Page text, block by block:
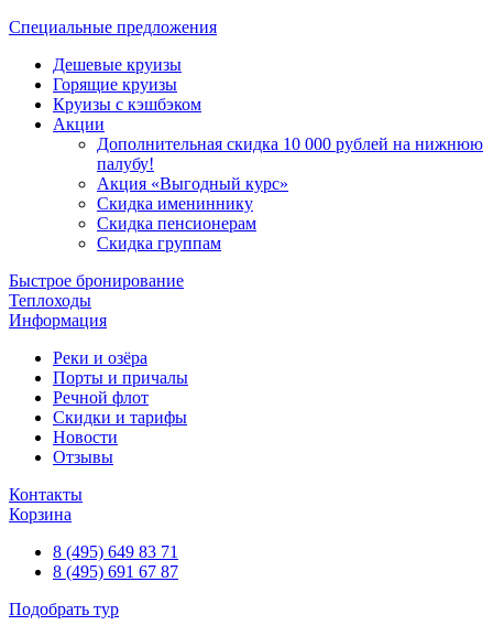
Специальные предложения
Дешевые круизы
Горящие круизы
Круизы с кэшбэком
Акции
Дополнительная скидка 10 000 рублей на нижнюю
палубу!
Акция «Выгодный курс»
Скидка имениннику
Скидка пенсионерам
Скидка группам
Быстрое бронирование
Теплоходы
Информация
Реки и озёра
Порты и причалы
Речной флот
Скидки и тарифы
Новости
Отзывы
Контакты
Корзина
8 (495) 649 83 71
8 (495) 691 67 87
Подобрать тур